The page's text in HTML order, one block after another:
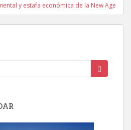
y estafa económica de la New Age